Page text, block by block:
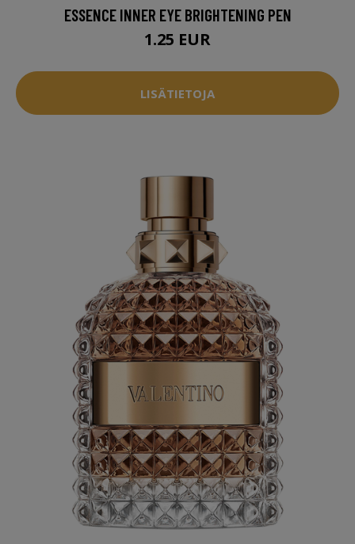
ESSENCE INNER EYE BRIGHTENING PEN
1.25 EUR
LISÄTIETOJA